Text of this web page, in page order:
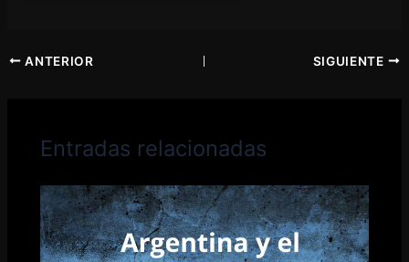
ANTERIOR SIGUIENTE
Entradas relacionadas